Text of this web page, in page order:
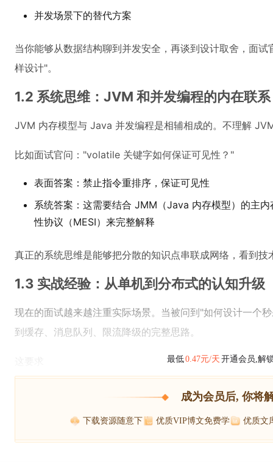
并发场景下的替代方案
当你能够从数据结构聊到并发安全，再谈到设计取舍，面
样设计"。
1.2 系统思维：JVM 和并发编程的内在联系
JVM 内存模型与 Java 并发编程是相辅相成的。不理解
比如面试官问："volatile 关键字如何保证可见性？"
表面答案：禁止指令重排序，保证可见性
系统答案：这需要结合 JMM（Java 内存模型）的主
性协议（MESI）来完整解释
真正的系统思维是能够把分散的知识点串联成网络，看到技
1.3 实战经验：从单机到分布式的认知升级
现在的面试越来越注重实际场景。当被问到"如何设计一个
到缓存、消息队列、限流降级的完整思路。
最低0.47元/天 开通会员,解
成为会员后, 你将
下载资源随意下 优质VIP博文免费学 优质文